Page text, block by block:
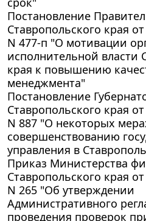
Постановление
Ставропольского края
N 477-п "О мотивации
исполнительной власти
края к повышению
менеджмента"
Постановление
Ставропольского края
N 887 "О некоторых
совершенствованию
управления в
Приказ Министерства
Ставропольского края
N 265 "Об утверждении
Административного
проведения проверок